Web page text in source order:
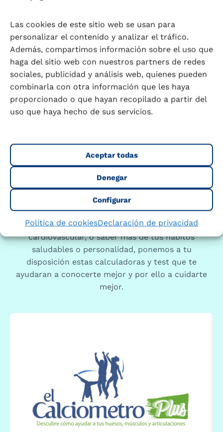
Las cookies de este sitio web se usan para
personalizar el contenido y analizar el tráfico.
Además, compartimos información sobre el uso que
haga del sitio web con nuestros partners de redes
sociales, publicidad y análisis web, quienes pueden
combinarla con otra información que les haya
proporcionado o que hayan recopilado a partir del
uso que haya hecho de sus servicios.
Aceptar todas
Denegar
Configurar
Política de cookiesDeclaración de privacidad
Pediatría, Facultad de Medicina de la
Universidad de Granada.
COMPARTIR Embarazo
ANTERIOR
Embarazo sano y en forma
SIGUIENTE
Consejos para la práctica de ejercicio durante el embarazo
Te ayudamos a conocerte y a
cuidarte mejor.
Para calcular tu índice de masa corporal, si tomas
el calcio necesario, tu fecha de parto o tu riesgo
cardiovascular, o saber más de tus hábitos
saludables o personalidad, ponemos a tu
disposición estas calculadoras y test que te
ayudaran a conocerte mejor y por ello a cuidarte
mejor.